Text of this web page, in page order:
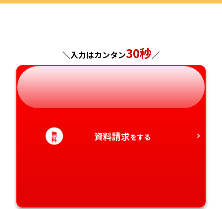
神奈川県
岐阜県
静岡県
愛知県
奈良県
和歌山県
広島県
山口県
徳島県
香川県
長崎県
熊本県
大分県
宮崎県
＼入力はカンタン30秒／
無
料 資料請求をする